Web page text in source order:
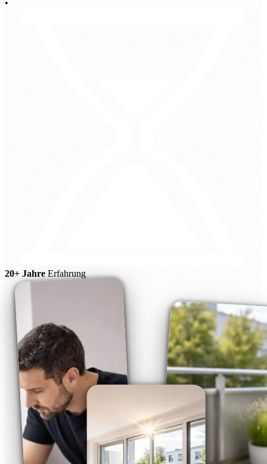
•
20+ Jahre Erfahrung